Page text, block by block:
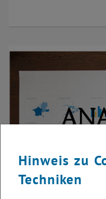
Hinweis zu
Techniken